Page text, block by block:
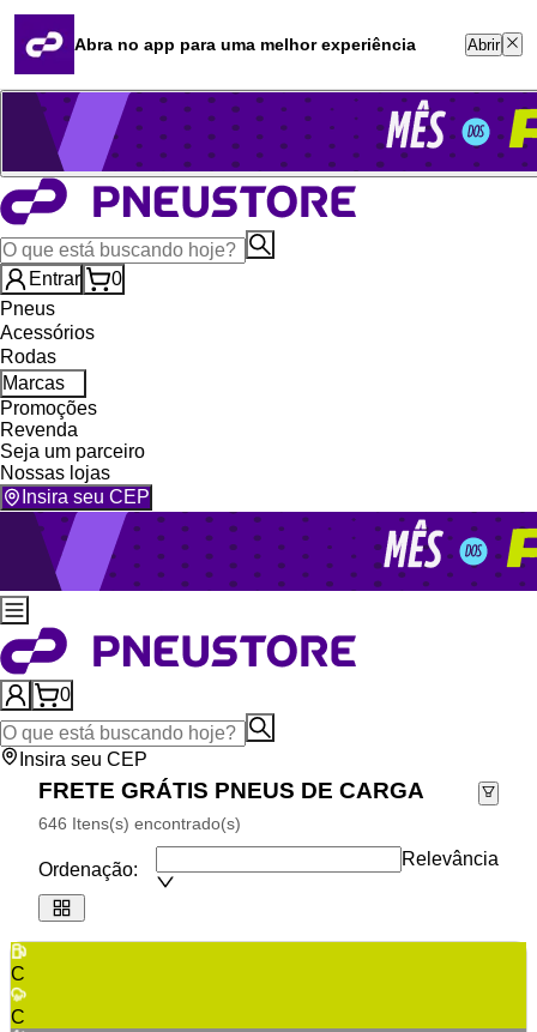
Quero revender
Blog
Whatsapp (16) 99764-8401
Televendas (47) 3046-2551
Entrar
0
Pneus
Acessórios
Rodas
Marcas
Promoções
Revenda
Seja um parceiro
Nossas lojas
Insira seu CEP
0
Insira seu CEP
FRETE GRÁTIS PNEUS DE CARGA
646 Itens(s) encontrado(s)
Ordenação:
Relevância
C
C
Abra no app para uma melhor experiência Abrir